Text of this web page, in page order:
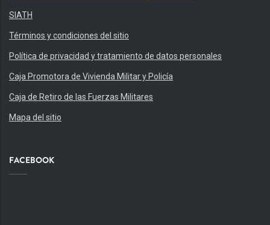
SIATH
Términos y condiciones del sitio
Política de privacidad y tratamiento de datos personales
Caja Promotora de Vivienda Militar y Policía
Caja de Retiro de las Fuerzas Militares
Mapa del sitio
FACEBOOK